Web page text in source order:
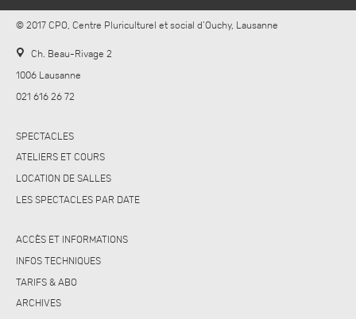
© 2017 CPO, Centre Pluriculturel et social d’Ouchy, Lausanne
Ch. Beau-Rivage 2
1006 Lausanne
021 616 26 72
SPECTACLES
ATELIERS ET COURS
LOCATION DE SALLES
LES SPECTACLES PAR DATE
ACCÈS ET INFORMATIONS
INFOS TECHNIQUES
TARIFS & ABO
ARCHIVES